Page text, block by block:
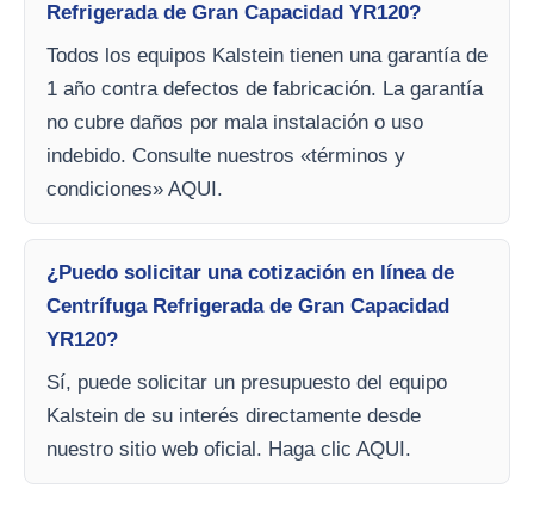
Refrigerada de Gran Capacidad YR120?
Todos los equipos Kalstein tienen una garantía de
1 año contra defectos de fabricación. La garantía
no cubre daños por mala instalación o uso
indebido. Consulte nuestros «términos y
condiciones» AQUI.
¿Puedo solicitar una cotización en línea de
Centrífuga Refrigerada de Gran Capacidad
YR120?
Sí, puede solicitar un presupuesto del equipo
Kalstein de su interés directamente desde
nuestro sitio web oficial. Haga clic AQUI.